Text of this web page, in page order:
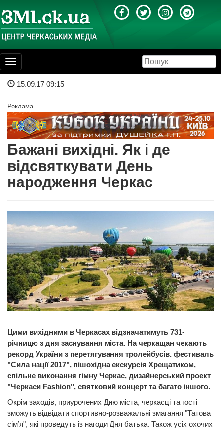
Toggle
navigation
15.09.17 09:15
Реклама
Бажані вихідні. Як і де
відсвяткувати День
народження Черкас
Цими вихідними в Черкасах відзначатимуть 731-
річницю з дня заснування міста. На черкащан чекають
рекорд України з перетягування тролейбусів, фестиваль
"Сила нації 2017", пішохідна екскурсія Хрещатиком,
спільне виконання гімну Черкас, дизайнерський проект
"Черкаси Fashion", святковий концерт та багато іншого.
Окрім заходів, приурочених Дню міста, черкасці та гості
зможуть відвідати спортивно-розважальні змагання "Татова
сім’я", які проведуть із нагоди Дня батька. Також усіх охочих